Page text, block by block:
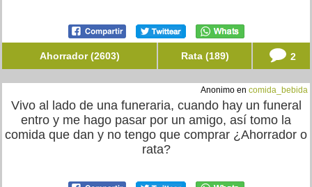
Ahorrador (2603) Rata (189) 2
Anonimo en comida_bebida
Vivo al lado de una funeraria, cuando hay un funeral
entro y me hago pasar por un amigo, así tomo la
comida que dan y no tengo que comprar ¿Ahorrador o
rata?